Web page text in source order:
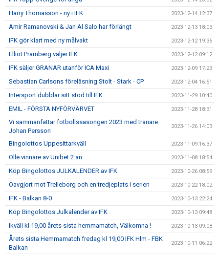
Harry Thomasson - ny i IFK 2023-12-14 12:37
Amir Ramanovski & Jan Al Salo har förlängt 2023-12-13 18:03
IFK gör klart med ny målvakt 2023-12-12 19:36
Elliot Pramberg väljer IFK 2023-12-12 09:12
IFK säljer GRANAR utanför ICA Maxi 2023-12-09 17:23
Sebastian Carlsons föreläsning Stolt - Stark - CP 2023-12-04 16:51
Intersport dubblar sitt stöd till IFK 2023-11-29 10:40
EMIL - FÖRSTA NYFÖRVÄRVET 2023-11-28 18:31
Vi sammanfattar fotbollssäsongen 2023 med tränare
Johan Persson
2023-11-26 14:03
Bingolottos Uppesittarkväll 2023-11-09 16:37
Olle vinnare av Unibet 2:an 2023-11-08 18:54
Köp Bingolottos JULKALENDER av IFK 2023-10-26 08:59
Oavgjort mot Trelleborg och en tredjeplats i serien 2023-10-22 18:02
IFK - Balkan 8-0 2023-10-13 22:24
Köp Bingolottos Julkalender av IFK 2023-10-13 09:48
Ikväll kl 19,00 årets sista hemmamatch, Välkomna ! 2023-10-13 09:08
Årets sista Hemmamatch fredag kl 19,00 IFK Hlm - FBK
Balkan
2023-10-11 06:22